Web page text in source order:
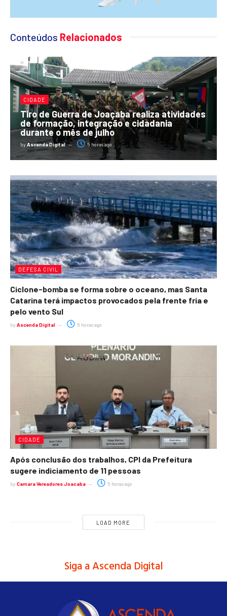
Conteúdos Relacionados
CIDADE
Tiro de Guerra de Joaçaba realiza atividades
de formação, integração e cidadania
durante o mês de julho
byAscenda Digital 5 horas ago
DEFESA CIVIL
Ciclone-bomba se forma sobre o oceano, mas Santa
Catarina terá impactos provocados pela frente fria e
pelo vento Sul
by Ascenda Digital 5 horas ago
CIDADE
Após conclusão dos trabalhos, CPI da Prefeitura
sugere indiciamento de 11 pessoas
by Camara Vereadores Joacaba 5 horas ago
LOAD MORE
Siga a Ascenda Digital